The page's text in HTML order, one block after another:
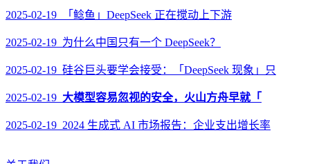
2025-02-19 「鲶鱼」DeepSeek 正在搅动上下游
2025-02-19 为什么中国只有一个 DeepSeek？
2025-02-19 硅谷巨头要学会接受：「DeepSeek 现象」只
2025-02-19 大模型容易忽视的安全，火山方舟早就「
2025-02-19 2024 生成式 AI 市场报告：企业支出增长率